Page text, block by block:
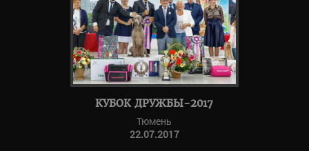
КУБОК ДРУЖБЫ-2017
Тюмень
22.07.2017